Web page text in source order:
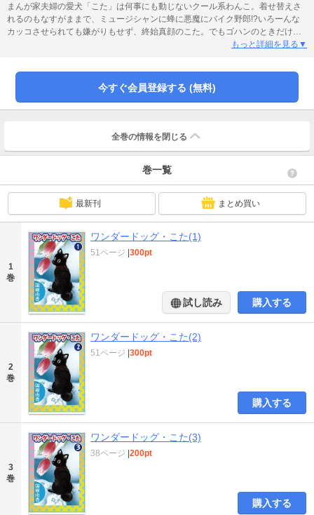
まんが家夫婦の愛犬「こた」は何事にも動じないクール系わんこ。着せ替えさ
れるのもなすがままで、ミュージシャンに蜂に悪魔にバイク野郎!?いろーんな
カッコさせられても嫌がりもせず、終始真顔のこた。でもゴハンのときだけで
は積極的でバレバレの盗み喰いをしてお得意のポーカーフェイスで「黙秘犬」
もっと詳細を見る▼
今すぐ会員登録する (無料)
全巻の情報を 閉じる
巻一覧
最新刊 まとめ買い
1
巻
ワンダードッグ・こた(1)
51ページ |300pt
試し読み 購入する
2
巻
ワンダードッグ・こた(2)
51ページ |300pt
購入する
3
巻
ワンダードッグ・こた(3)
38ページ |200pt
購入する